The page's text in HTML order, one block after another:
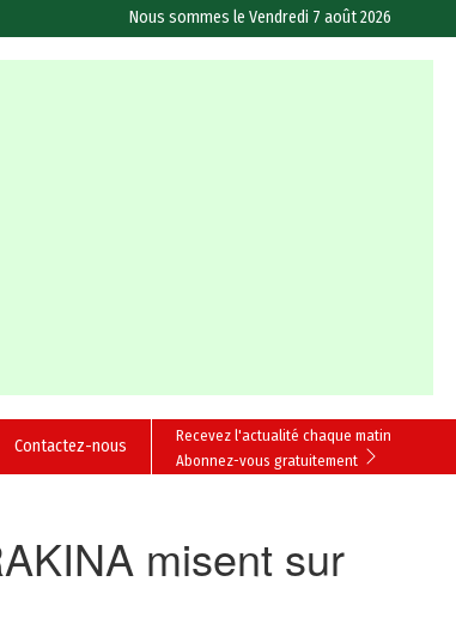
Nous sommes leVendredi 7 août 2026
Recevez l'actualité chaque matin
Abonnez-vous gratuitement
Contactez-nous
misent sur